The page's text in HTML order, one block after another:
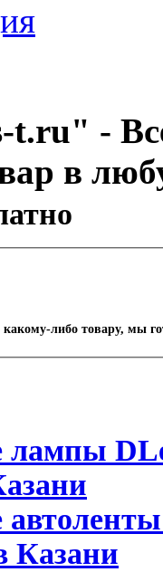
-
в
какому-либо товару, мы
Казани